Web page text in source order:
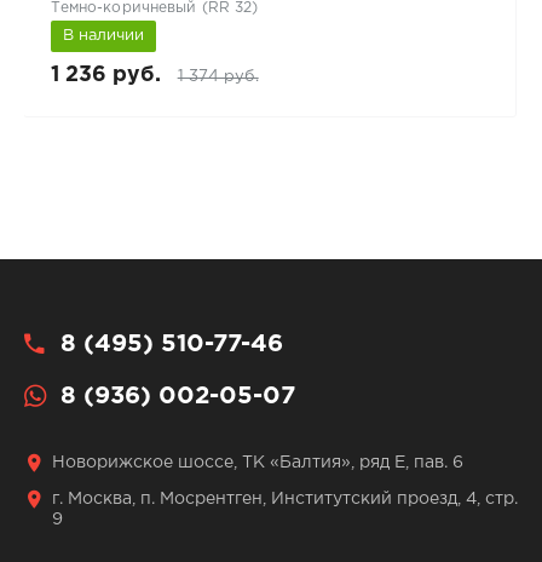
Темно-коричневый (RR 32)
В наличии
1 236 руб. 1 374 руб.
8 (495) 510-77-46
8 (936) 002-05-07
Новорижское шоссе, ТК «Балтия», ряд Е, пав. 6
г. Москва, п. Мосрентген, Институтский проезд, 4, стр.
9